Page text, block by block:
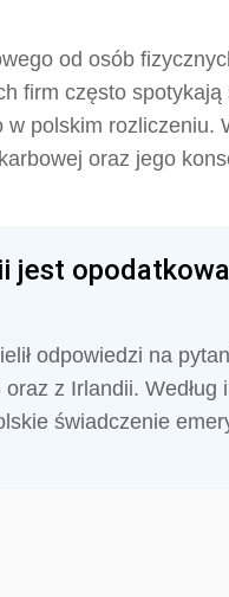
od osób
firm często spotykają
polskim rozliczeniu.
oraz jego
jest
odpowiedzi na
z Irlandii. Według
świadczenie